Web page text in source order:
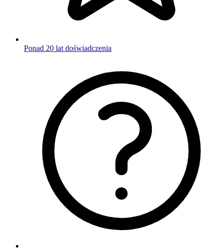
Ponad 20 lat doświadczenia